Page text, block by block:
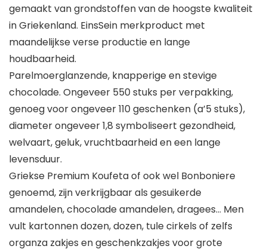
gemaakt van grondstoffen van de hoogste kwaliteit
in Griekenland. EinsSein merkproduct met
maandelijkse verse productie en lange
houdbaarheid.
Parelmoerglanzende, knapperige en stevige
chocolade. Ongeveer 550 stuks per verpakking,
genoeg voor ongeveer 110 geschenken (a’5 stuks),
diameter ongeveer 1,8 symboliseert gezondheid,
welvaart, geluk, vruchtbaarheid en een lange
levensduur.
Griekse Premium Koufeta of ook wel Bonboniere
genoemd, zijn verkrijgbaar als gesuikerde
amandelen, chocolade amandelen, dragees… Men
vult kartonnen dozen, dozen, tule cirkels of zelfs
organza zakjes en geschenkzakjes voor grote